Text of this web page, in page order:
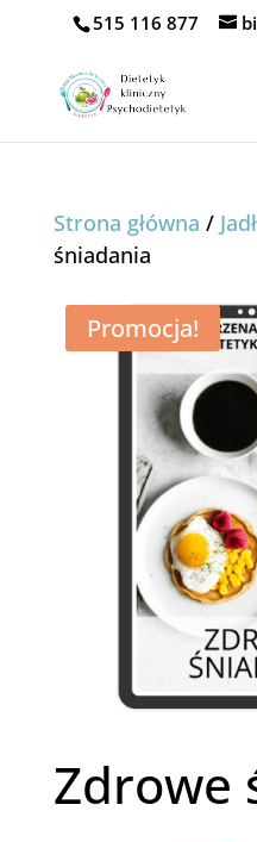
515 116 877
Strona główna /
śniadania
Promocja!
Zdrowe